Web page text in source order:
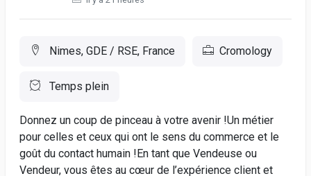
Nimes, GDE / RSE, France Cromology
Temps plein
Donnez un coup de pinceau à votre avenir !Un métier
pour celles et ceux qui ont le sens du commerce et le
goût du contact humain !En tant que Vendeuse ou
Vendeur, vous êtes au cœur de l’expérience client et